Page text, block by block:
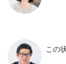
この